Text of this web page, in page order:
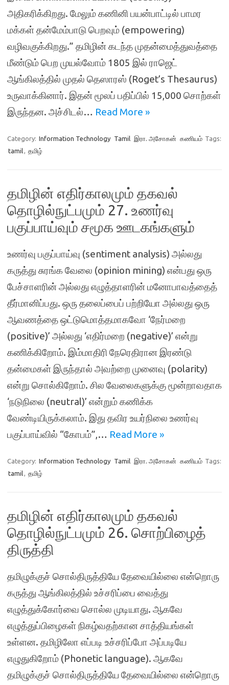
அதிகரிக்கிறது. மேலும் கணினி பயன்பாட்டில் பாமர
மக்கள் தன்மேம்பாடு பெறவும் (empowering)
வழிவகுக்கிறது.” தமிழின் கடந்த முதன்மைத்துவத்தை
மீண்டும் பெற முயல்வோம் 1805 இல் ராஜெட்
ஆங்கிலத்தில் முதல் தெஸாரஸ் (Roget’s Thesaurus)
உருவாக்கினார். இதன் மூலப் பதிப்பில் 15,000 சொற்கள்
இருந்தன. அச்சிடல்… Read More »
Category: Information Technology Tamil இரா. அசோகன் கணியம் Tags:
tamil, தமிழ்
தமிழின் எதிர்காலமும் தகவல்
தொழில்நுட்பமும் 27. உணர்வு
பகுப்பாய்வும் சமூக ஊடகங்களும்
உணர்வு பகுப்பாய்வு (sentiment analysis) அல்லது
கருத்து சுரங்க வேலை (opinion mining) என்பது ஒரு
பேச்சாளரின் அல்லது எழுத்தாளரின் மனோபாவத்தைத்
தீர்மானிப்பது. ஒரு தலைப்பைப் பற்றியோ அல்லது ஒரு
ஆவணத்தை ஒட்டுமொத்தமாகவோ ‘நேர்மறை
(positive)’ அல்லது ‘எதிர்மறை (negative)’ என்று
கணிக்கிறோம். இம்மாதிரி நேரெதிரான இரண்டு
தன்மைகள் இருந்தால் அவற்றை முனைவு (polarity)
என்று சொல்கிறோம். சில வேலைகளுக்கு மூன்றாவதாக
‘நடுநிலை (neutral)’ என்றும் கணிக்க
வேண்டியிருக்கலாம். இது தவிர உயர்நிலை உணர்வு
பகுப்பாய்வில் “கோபம்”,… Read More »
Category: Information Technology Tamil இரா. அசோகன் கணியம் Tags:
tamil, தமிழ்
தமிழின் எதிர்காலமும் தகவல்
தொழில்நுட்பமும் 26. சொற்பிழைத்
திருத்தி
தமிழுக்குச் சொல்திருத்தியே தேவையில்லை என்றொரு
கருத்து ஆங்கிலத்தில் உச்சரிப்பை வைத்து
எழுத்துக்கோர்வை சொல்ல முடியாது. ஆகவே
எழுத்துப்பிழைகள் நிகழ்வதற்கான சாத்தியங்கள்
உள்ளன. தமிழிலோ எப்படி உச்சரிப்போ அப்படியே
எழுதுகிறோம் (Phonetic language). ஆகவே
தமிழுக்குச் சொல்திருத்தியே தேவையில்லை என்றொரு